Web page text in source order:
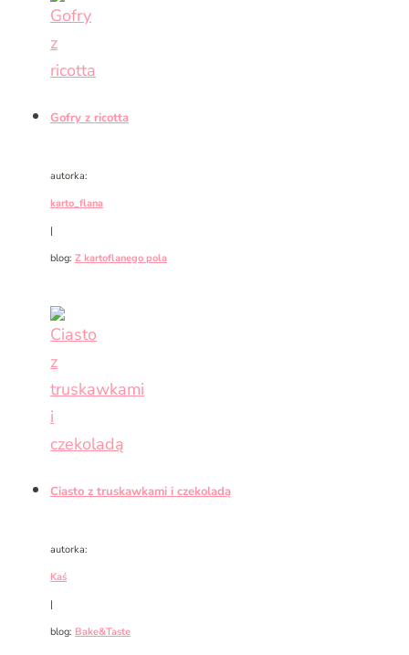
Gofry z ricotta
autorka:
karto_flana
|
blog: Z kartoflanego pola
Ciasto z truskawkami i czekoladą
autorka:
Kaś
|
blog: Bake&Taste